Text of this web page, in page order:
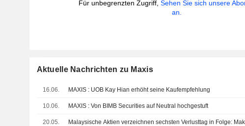
Für unbegrenzten Zugriff,Sehen Sie sich unsere
an.
Aktuelle Nachrichten zu Maxis
16.06. MAXIS : UOB Kay Hian erhöht seine Kaufempfehlung
10.06. MAXIS : Von BIMB Securities auf Neutral hochgestuft
20.05.
Malaysische Aktien verzeichnen sechsten Verlusttag in Folge: